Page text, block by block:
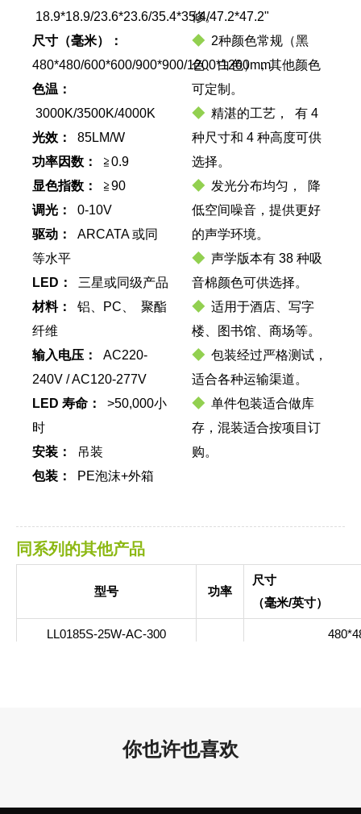
18.9*18.9/23.6*23.6/35.4*35.4/47.2*47.2"
尺寸 （毫米）：
480*480/600*600/900*900/1200*1200mm
色温：
3000K/3500K/4000K
光效： 85LM/W
功率因数： ≧0.9
显色指数： ≧90
调光： 0-10V
驱动： ARCATA 或同
等水平
LED： 三星或同级产品
材料：
铝、PC、 聚酯
纤维
输入电压：
AC220-
240V / AC120-277V
LED 寿命：
>50,000小
时
安装：
吊装
包装：
PE泡沫+外箱
修。
◆2种颜色常规（黑
色、白色），其他颜色
可定制。
◆精湛的工艺， 有 4
种尺寸和 4 种高度可供
选择。
◆发光分布均匀， 降
低空间噪音，提供更好
的声学环境。
◆声学版本有 38 种吸
音棉颜色可供选择。
◆适用于酒店、写字
楼、图书馆、商场等。
◆包装经过严格测试，
适合各种运输渠道。
◆单件包装适合做库
存，混装适合按项目订
购。
同系列的其他产品
型号 功率
尺寸
（毫米/英寸）
LL0185S-25W-AC-300
LL0185S-40W-AC-300
40W
你也许也喜欢